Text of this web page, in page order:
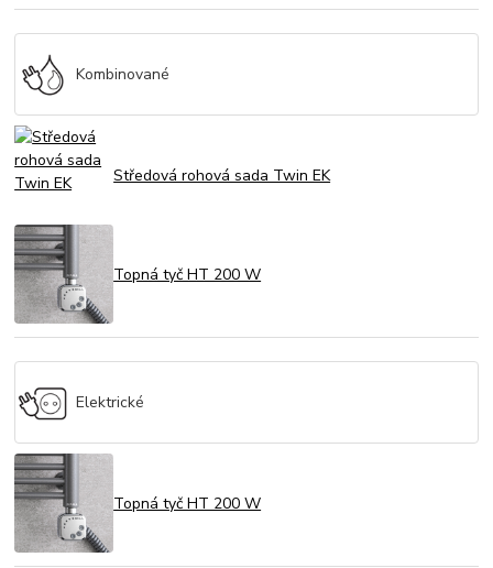
Kombinované
Středová rohová sada Twin EK
Topná tyč HT 200 W
Elektrické
Topná tyč HT 200 W